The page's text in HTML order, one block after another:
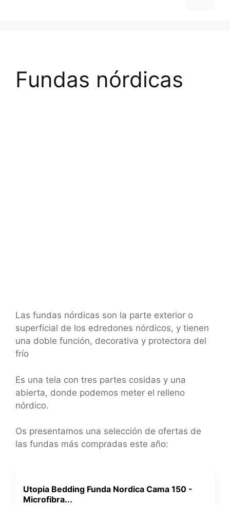
Fundas nórdicas
Las fundas nórdicas son la parte exterior o
superficial de los edredones nórdicos, y tienen
una doble función, decorativa y protectora del
frío
Es una tela con tres partes cosidas y una
abierta, donde podemos meter el relleno
nórdico.
Os presentamos una selección de ofertas de
las fundas más compradas este año:
Utopia Bedding Funda Nordica Cama 150 -
Microfibra...